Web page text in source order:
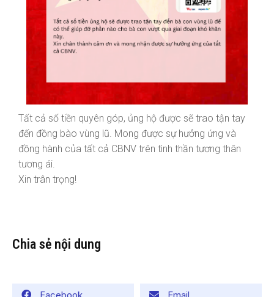
Tất cả số tiền quyên góp, ủng hộ được sẽ trao tận tay
đến đồng bào vùng lũ. Mong được sự hưởng ứng và
đồng hành của tất cả CBNV trên tình thần tương thân
tương ái.
Xin trân trọng!
Chia sẻ nội dung
Facebook Email